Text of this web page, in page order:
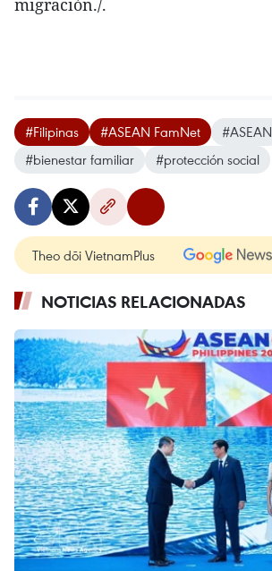
migración./.
#Filipinas #ASEAN FamNet
#ASEAN
#bienestar familiar
#protección social
Theo dõi VietnamPlus
NOTICIAS RELACIONADAS